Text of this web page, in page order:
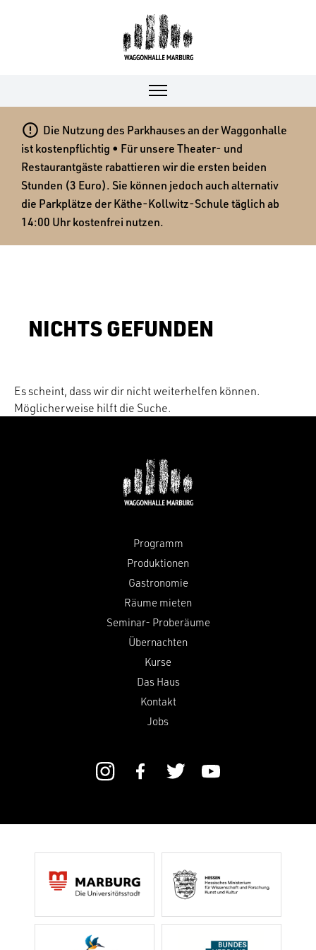
 Die Nutzung des Parkhauses an der Waggonhalle
ist kostenpflichtig • Für unsere Theater- und
Restaurantgäste rabattieren wir die ersten beiden
Stunden (3 Euro). Sie können jedoch auch alternativ
die Parkplätze der Käthe-Kollwitz-Schule täglich ab
14:00 Uhr kostenfrei nutzen.
NICHTS GEFUNDEN
Es scheint, dass wir dir nicht weiterhelfen können.
Möglicherweise hilft die Suche.
Programm
Produktionen
Gastronomie
Räume mieten
Seminar- Proberäume
Übernachten
Kurse
Das Haus
Kontakt
Jobs